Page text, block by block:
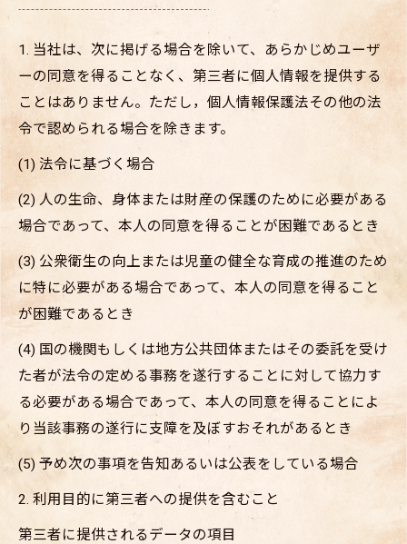
1. 当社は、次に掲げる場合を除いて、あらかじめユーザ
ーの同意を得ることなく、第三者に個人情報を提供する
ことはありません。ただし，個人情報保護法その他の法
令で認められる場合を除きます。
(1) 法令に基づく場合
(2) 人の生命、身体または財産の保護のために必要がある
場合であって、本人の同意を得ることが困難であるとき
(3) 公衆衛生の向上または児童の健全な育成の推進のため
に特に必要がある場合であって、本人の同意を得ること
が困難であるとき
(4) 国の機関もしくは地方公共団体またはその委託を受け
た者が法令の定める事務を遂行することに対して協力す
る必要がある場合であって、本人の同意を得ることによ
り当該事務の遂行に支障を及ぼすおそれがあるとき
(5) 予め次の事項を告知あるいは公表をしている場合
2. 利用目的に第三者への提供を含むこと
第三者に提供されるデータの項目